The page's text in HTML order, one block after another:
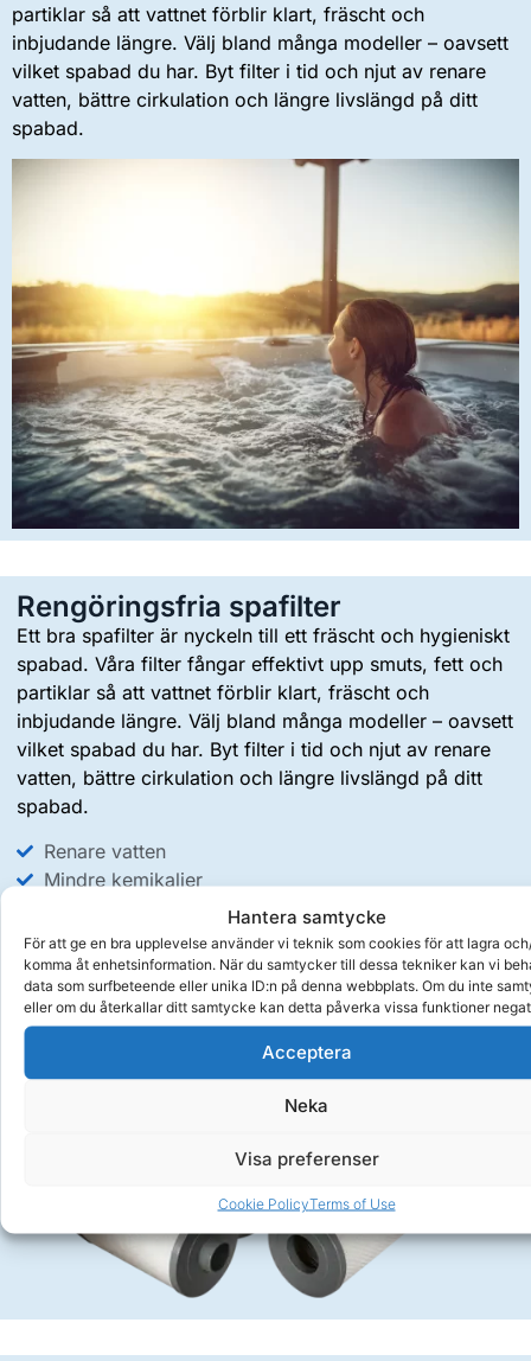
Hantera samtycke
För att ge en bra upplevelse använder vi teknik som cookies för att lagra
komma åt enhetsinformation. När du samtycker till dessa tekniker kan vi
data som surfbeteende eller unika ID:n på denna webbplats. Om du inte
eller om du återkallar ditt samtycke kan detta påverka vissa funktioner
Acceptera
Neka
Visa preferenser
Cookie PolicyTerms of Use
partiklar så att vattnet förblir klart, fräscht och
inbjudande längre. Välj bland många modeller – oavsett
vilket spabad du har. Byt filter i tid och njut av renare
vatten, bättre cirkulation och längre livslängd på ditt
spabad.
Rengöringsfria spafilter
Ett bra spafilter är nyckeln till ett fräscht och hygieniskt
spabad. Våra filter fångar effektivt upp smuts, fett och
partiklar så att vattnet förblir klart, fräscht och
inbjudande längre. Välj bland många modeller – oavsett
vilket spabad du har. Byt filter i tid och njut av renare
vatten, bättre cirkulation och längre livslängd på ditt
spabad.
Renare vatten
Mindre kemikalier
Slippa rengöring av filter
Rengöringsfria spafilter